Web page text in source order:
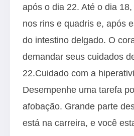
após o dia 22. Até o dia
nos rins e quadris e, após
do intestino delgado. O
demandar seus cuidados
22.Cuidado com a
Desempenhe uma tarefa
afobação. Grande parte
está na carreira, e você